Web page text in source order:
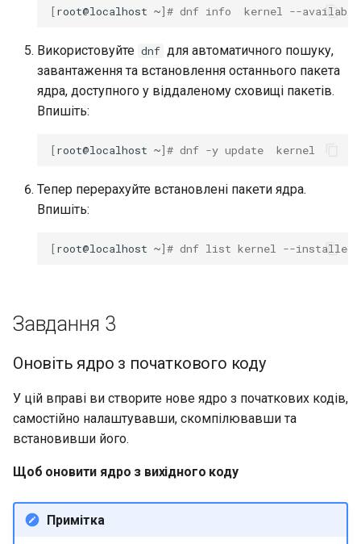
[root@localhost ~]# dnf info  kernel --available
Використовуйте dnf для автоматичного пошуку,
завантаження та встановлення останнього пакета
ядра, доступного у віддаленому сховищі пакетів.
Впишіть:
[root@localhost ~]# dnf -y update  kernel
Тепер перерахуйте встановлені пакети ядра.
Впишіть:
[root@localhost ~]# dnf list kernel --installed
Завдання 3
Оновіть ядро з початкового коду
У цій вправі ви створите нове ядро з початкових кодів,
самостійно налаштувавши, скомпілювавши та
встановивши його.
Щоб оновити ядро з вихідного коду
Примітка